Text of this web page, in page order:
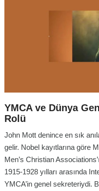
YMCA ve Dünya
Rolü
John Mott denince en sık
gelir. Nobel kayıtlarına göre
Men’s Christian
1915-1928 yılları arasında
YMCA’in genel sekreteriydi.